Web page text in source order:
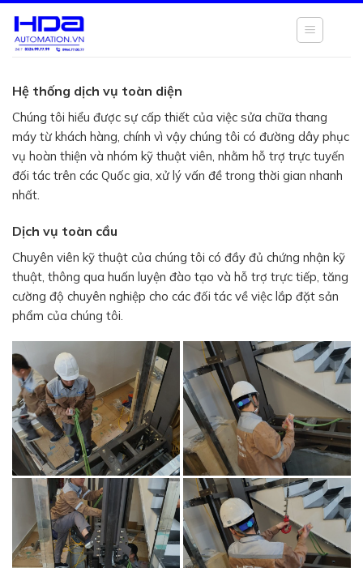
đến
nội
Hệ thống dịch vụ toàn diện
Chúng tôi hiểu được sự cấp thiết của việc sửa chữa thang
máy từ khách hàng, chính vì vậy chúng tôi có đường dây phục
vụ hoàn thiện và nhóm kỹ thuật viên, nhằm hỗ trợ trực tuyến
đối tác trên các Quốc gia, xử lý vấn đề trong thời gian nhanh
nhất.
Dịch vụ toàn cầu
Chuyên viên kỹ thuật của chúng tôi có đầy đủ chứng nhận kỹ
thuật, thông qua huấn luyện đào tạo và hỗ trợ trực tiếp, tăng
cường độ chuyên nghiệp cho các đối tác về việc lắp đặt sản
phẩm của chúng tôi.